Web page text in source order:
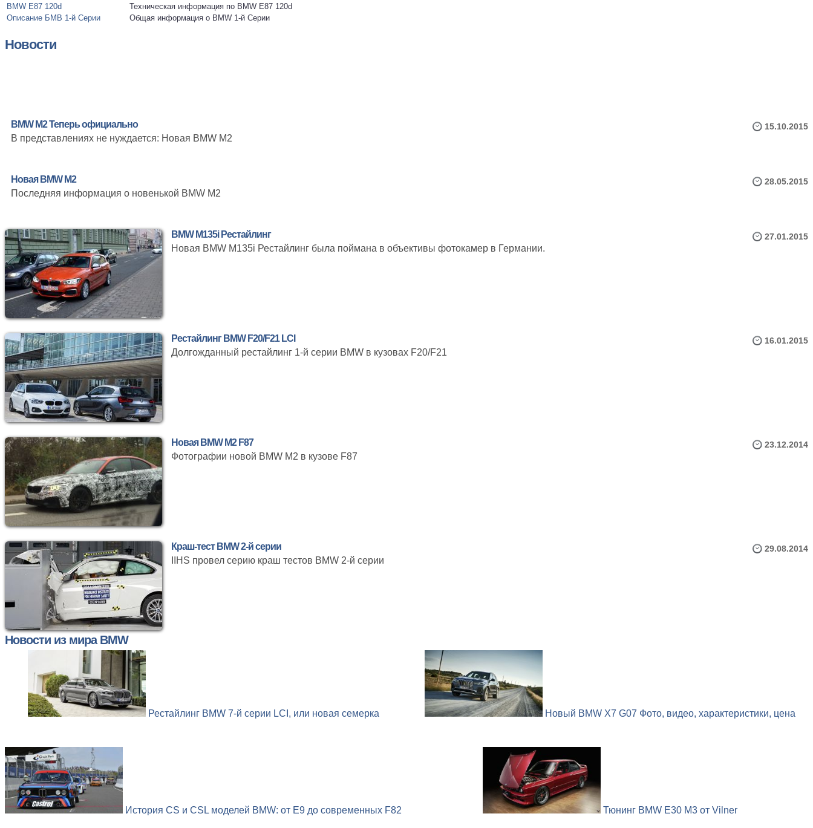
BMW E87 120d
Техническая информация по BMW E87 120d
Описание БМВ 1-й Серии
Общая информация о BMW 1-й Серии
Новости
15.10.2015
BMW M2 Теперь официально
В представлениях не нуждается: Новая BMW M2
28.05.2015
Новая BMW M2
Последняя информация о новенькой BMW M2
27.01.2015
BMW M135i Рестайлинг
Новая BMW M135i Рестайлинг была поймана в объективы фотокамер в Германии.
16.01.2015
Рестайлинг BMW F20/F21 LCI
Долгожданный рестайлинг 1-й серии BMW в кузовах F20/F21
23.12.2014
Новая BMW M2 F87
Фотографии новой BMW M2 в кузове F87
29.08.2014
Краш-тест BMW 2-й серии
IIHS провел серию краш тестов BMW 2-й серии
Новости из мира BMW
Рестайлинг BMW 7-й серии LCI, или новая семерка Новый BMW X7 G07 Фото, видео, характеристики, цена
История CS и CSL моделей BMW: от E9 до современных F82 Тюнинг BMW E30 M3 от Vilner